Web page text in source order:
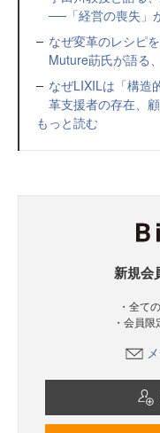
──「経営の喪失」
なぜ変革のレシピ
Muture莇氏が語る
なぜLIXILは「構造
革支援者の存在、
もっと読む
新規会
・全て
・会員